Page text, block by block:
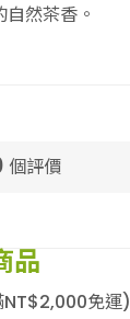
然茶香。
個評價
品
2,000免運)